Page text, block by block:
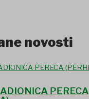
novosti
PERECA